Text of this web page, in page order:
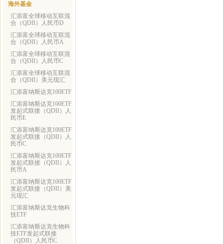
海外基金
汇添富全球移动互联混
合（QDII）人民币D
汇添富全球移动互联混
合（QDII）人民币A
汇添富全球移动互联混
合（QDII）人民币C
汇添富全球移动互联混
合（QDII）美元现汇
汇添富纳斯达克100ETF
汇添富纳斯达克100ETF
发起式联接（QDII）人
民币E
汇添富纳斯达克100ETF
发起式联接（QDII）人
民币C
汇添富纳斯达克100ETF
发起式联接（QDII）人
民币A
汇添富纳斯达克100ETF
发起式联接（QDII）美
元现汇
汇添富纳斯达克生物科
技ETF
汇添富纳斯达克生物科
技ETF发起式联接
（QDII）人民币C